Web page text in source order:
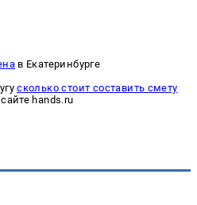
в Екатеринбурге
сколько стоит составить смету
hands.ru